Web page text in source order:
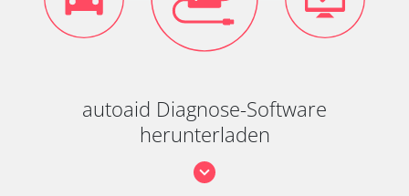
autoaid Diagnose-Software
herunterladen